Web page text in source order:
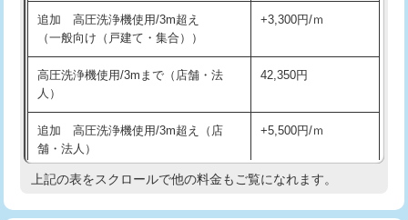
交換・取付（その他部品） 11,000円+材料費
持込商品取付（単水栓） 13,200円
持込商品取付（混合水栓）
持込商品取付（浄水器・分岐水栓） 16,500円
持込商品取付（温水洗浄便座） 22,000円
持込商品取付（普通便座⇔温水洗浄便
22,000円
追加 高圧洗浄機使用/3m超え
（一般向け（戸建て・集合））
+3,300円/ｍ
高圧洗浄機使用/3mまで（店舗・法
人）
42,350円
追加 高圧洗浄機使用/3m超え（店
舗・法人）
+5,500円/ｍ
高度高圧洗浄換 現地調査
上記の表をスクロールで他の料金もご覧になれます。